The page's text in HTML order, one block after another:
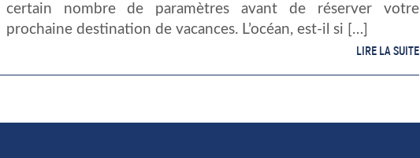
certain nombre de paramètres avant de réserver votre
prochaine destination de vacances. L’océan, est-il si […]
LIRE LA SUITE